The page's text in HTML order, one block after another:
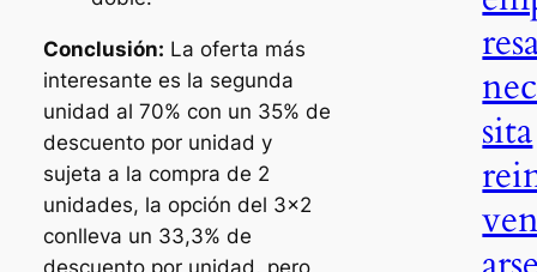
Conclusión: La oferta más
interesante es la segunda
unidad al 70% con un 35% de
descuento por unidad y
sujeta a la compra de 2
unidades, la opción del 3×2
conlleva un 33,3% de
descuento por unidad, pero
sita